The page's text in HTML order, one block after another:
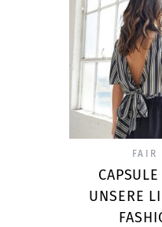
FAIR
UNSERE